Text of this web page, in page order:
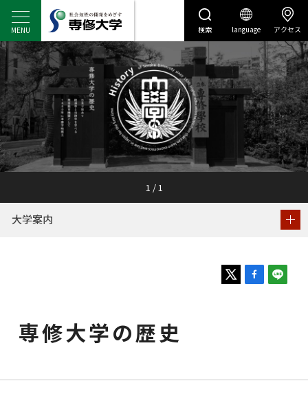
検索 language アクセス
センディナビ センディナビTOP
1 /1
専修大学の歴史
大学案内